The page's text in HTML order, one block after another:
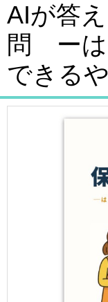
AIが答
問 ーは
できる